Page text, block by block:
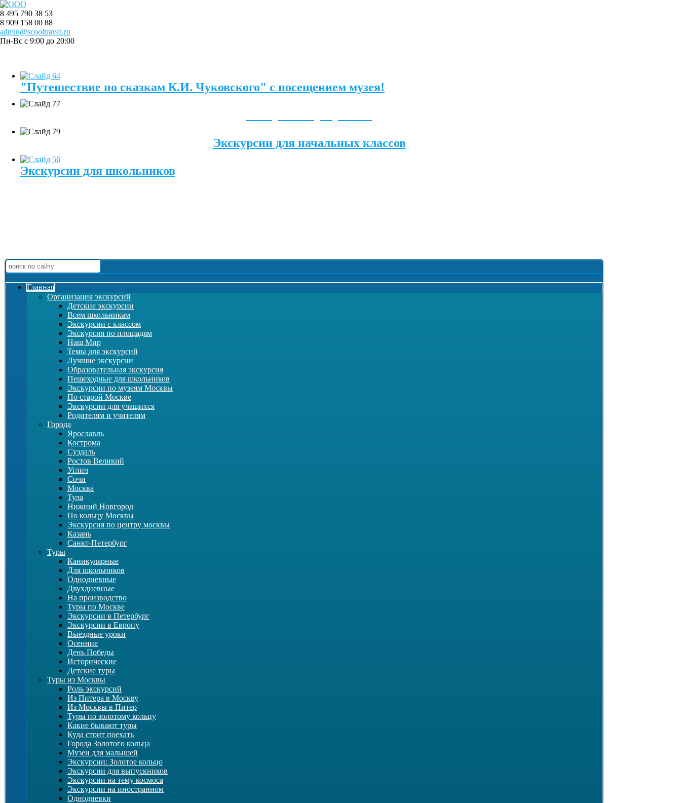
8 495 790 38 53
8 909 158 00 88
admin@scooltravel.ru
Пн-Вс с 9:00 до 20:00
"Путешествие по сказкам К.И. Чуковского" с посещением музея!
Экскурсии для начальных классов
Экскурсии для школьников
Главная
Организация экскурсий
Детские экскурсии
Всем школьникам
Экскурсии c классом
Экскурсия по площадям
Наш Мир
Темы для экскурсий
Лучшие экскурсии
Образовательная экскурсия
Пешеходные для школьников
Экскурсии по музеям Москвы
По старой Москве
Экскурсии для учащихся
Родителям и учителям
Города
Ярославль
Кострома
Суздаль
Ростов Великий
Углич
Сочи
Москва
Тула
Нижний Новгород
По кольцу Москвы
Экскурсия по центру москвы
Казань
Санкт-Петербург
Туры
Каникулярные
Для школьников
Однодневные
Двухдневные
На производство
Туры по Москве
Экскурсии в Петербург
Экскурсии в Европу
Выездные уроки
Осенние
День Победы
Исторические
Детские туры
Туры из Москвы
Роль экскурсий
Из Питера в Москву
Из Москвы в Питер
Туры по золотому кольцу
Какие бывают туры
Куда стоит поехать
Города Золотого кольца
Музеи для малышей
Экскурсии: Золотое кольцо
Экскурсии для выпускников
Экскурсии на тему космоса
Экскурсии на иностранном
Однодневки